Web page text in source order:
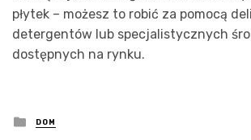
płytek – możesz to robić za pomocą
detergentów lub specjalistycznych
dostępnych na rynku.
Posted
in
DOM